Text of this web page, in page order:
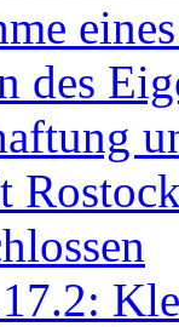
des